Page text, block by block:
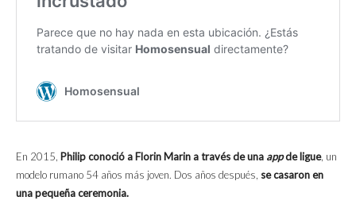
En 2015, Philip conoció a Florin Marin a través de una appde ligue, un
modelo rumano 54 años más joven. Dos años después, se casaron en
una pequeña ceremonia.